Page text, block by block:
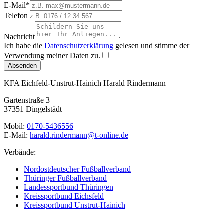
E-Mail*
Telefon
Nachricht
Ich habe die Datenschutzerklärung gelesen und stimme der
Verwendung meiner Daten zu.
Absenden
KFA Eichfeld-Unstrut-Hainich Harald Rindermann
Gartenstraße 3
37351 Dingelstädt
Mobil: 0170-5436556
E-Mail: harald.rindermann@t-online.de
Verbände:
Nordostdeutscher Fußballverband
Thüringer Fußballverband
Landessportbund Thüringen
Kreissportbund Eichsfeld
Kreissportbund Unstrut-Hainich